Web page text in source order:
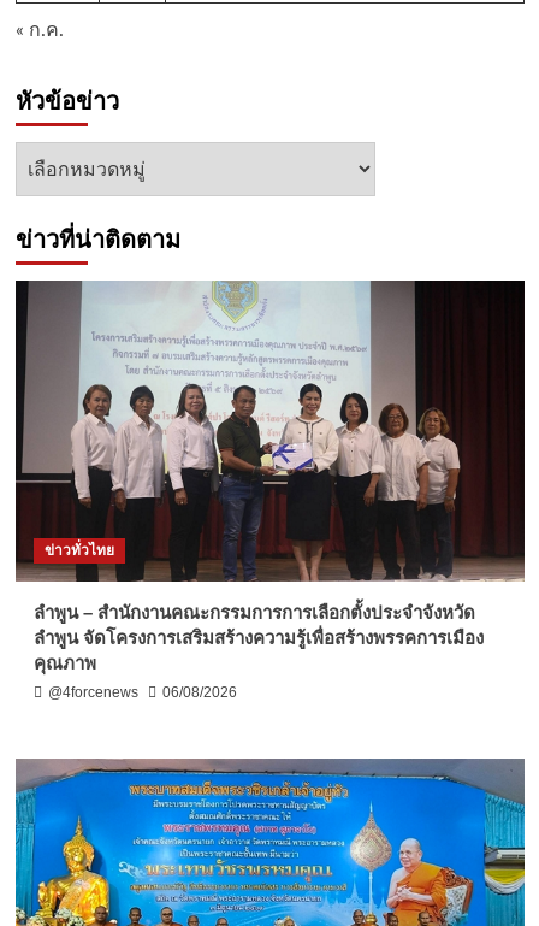
« ก.ค.
หัวข้อข่าว
หัวข้อ
ข่าวที่น่าติดตาม
ข่าวทั่วไทย
ลำพูน – สำนักงานคณะกรรมการการเลือกตั้งประจำจังหวัด
ลำพูน จัดโครงการเสริมสร้างความรู้เพื่อสร้างพรรคการเมือง
คุณภาพ
@4forcenews 06/08/2026